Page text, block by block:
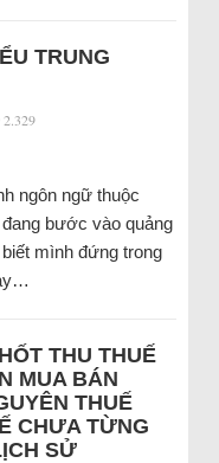
TRUNG
2.329
ngôn ngữ thuộc
bước vào quảng
mình đứng trong
THU THUẾ
MUA BÁN
THUẾ
CHƯA TỪNG
SỬ